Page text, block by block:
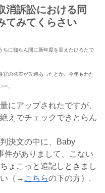
消訴訟における同
てみてくらさい
ちに知らん間に新年度を迎えたひろたで
官の発表が先週あったとか。今年もわた
。
にアップされたですが、
えでチェックできとらん
決文の中に、Baby
件がありまして、こない
ょこっと追記しときまし
い（→ こちらの下の方）